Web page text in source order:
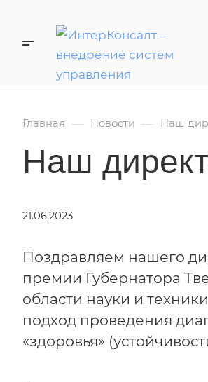
Главная — Новости — Наш
Наш
21.06.2023
Поздравляем нашего
премии Губернатора
области науки и
подход проведения
«здоровья»